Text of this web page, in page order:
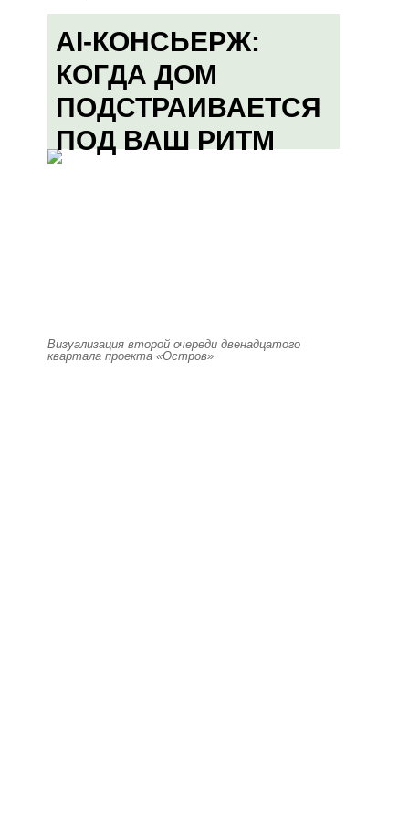
AI-КОНСЬЕРЖ:
КОГДА ДОМ
ПОДСТРАИВАЕТСЯ
ПОД ВАШ РИТМ
Визуализация второй очереди двенадцатого
квартала проекта «Остров»